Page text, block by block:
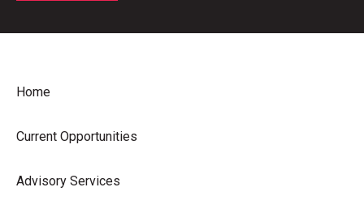
Home
Current Opportunities
Advisory Services